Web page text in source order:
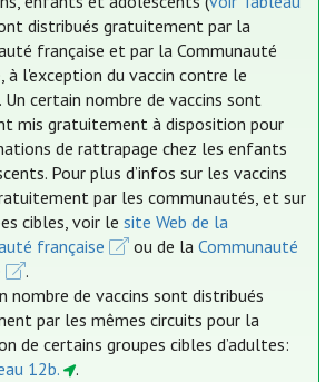
distribués gratuitement par la
française et par la Communauté
à l'exception du vaccin contre le
certain nombre de vaccins sont
mis gratuitement à disposition pour
de rattrapage chez les enfants
Pour plus d’infos sur les vaccins
par les communautés, et sur
cibles, voir le site Web de la
française
ou de la Communauté
.
nombre de vaccins sont distribués
par les mêmes circuits pour la
de certains groupes cibles d’adultes:
12b.
.